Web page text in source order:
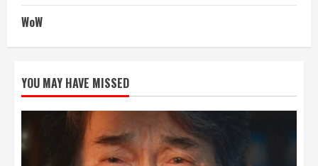
WoW
YOU MAY HAVE MISSED